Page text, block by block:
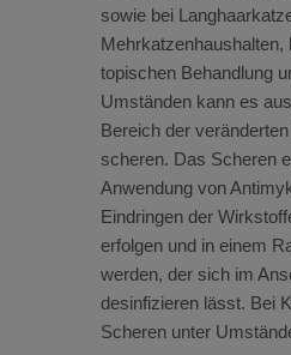
sowie bei
Mehrkatzenhaushalten,
topischen Behandlung
Umständen kann es
Bereich der
scheren. Das Scheren
Anwendung von
Eindringen der
erfolgen und in einem
werden, der sich im
desinfizieren lässt. Bei
Scheren unter